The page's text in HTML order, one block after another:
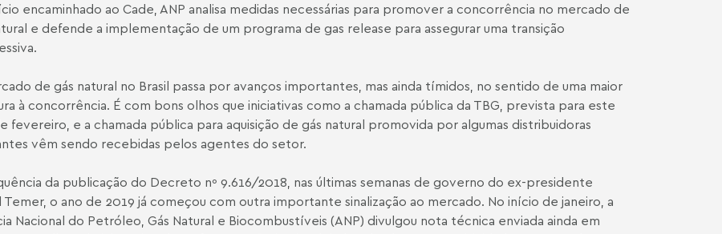
encaminhado ao Cade, ANP analisa medidas necessárias para promover a concorrência no mercado de
e defende a implementação de um programa de gas release para assegurar uma transição
de gás natural no Brasil passa por avanços importantes, mas ainda tímidos, no sentido de uma maior
à concorrência. É com bons olhos que iniciativas como a chamada pública da TBG, prevista para este
fevereiro, e a chamada pública para aquisição de gás natural promovida por algumas distribuidoras
vêm sendo recebidas pelos agentes do setor.
da publicação do Decreto nº 9.616/2018, nas últimas semanas de governo do ex-presidente
Temer, o ano de 2019 já começou com outra importante sinalização ao mercado. No início de janeiro, a
Nacional do Petróleo, Gás Natural e Biocombustíveis (ANP) divulgou nota técnica enviada ainda em